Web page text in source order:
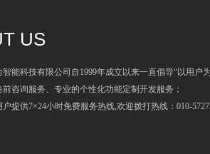
US
能科技有限公司自1999年成立以来一直倡导“以用户
咨询服务、专业的个性化功能定制开发服务；
提供7×24小时免费服务热线,欢迎拨打热线：010-